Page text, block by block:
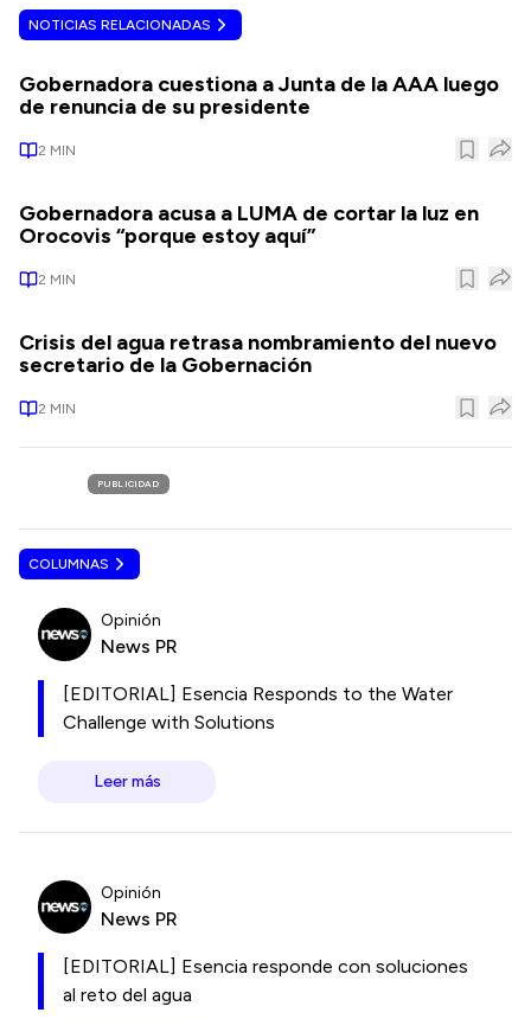
NOTICIAS RELACIONADAS
Gobernadora cuestiona a Junta de la AAA luego
de renuncia de su presidente
2 MIN
Gobernadora acusa a LUMA de cortar la luz en
Orocovis “porque estoy aquí”
2 MIN
Crisis del agua retrasa nombramiento del nuevo
secretario de la Gobernación
2 MIN
PUBLICIDAD
COLUMNAS
Opinión
News PR
[EDITORIAL] Esencia Responds to the Water
Challenge with Solutions
Leer más
Opinión
News PR
[EDITORIAL] Esencia responde con soluciones
al reto del agua